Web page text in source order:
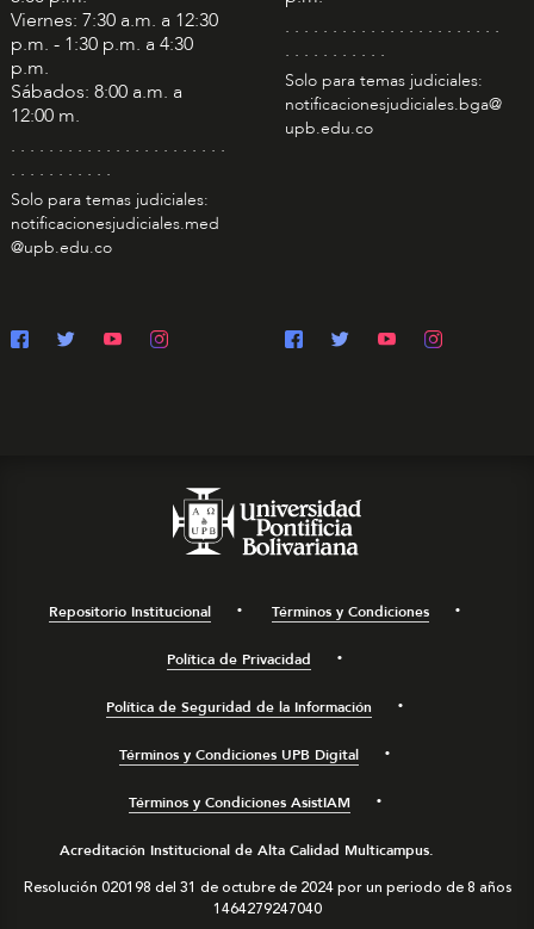
Viernes: 7:30 a.m. a 12:30
p.m. - 1:30 p.m. a 4:30
p.m.
Sábados: 8:00 a.m. a
12:00 m.
. . . . . . . . . . . . . . . . . . . . . . .
. . . . . . . . . . .
Solo para temas judiciales:
notificacionesjudiciales.med
@upb.edu.co
. . . . . . . . . . . . . . . . . . . . . . .
. . . . . . . . . . .
Solo para temas judiciales:
notificacionesjudiciales.bga@
upb.edu.co
Repositorio Institucional Términos y Condiciones
Política de Privacidad
Política de Seguridad de la Información
Términos y Condiciones UPB Digital
Términos y Condiciones AsistIAM
Acreditación Institucional de Alta Calidad Multicampus.
Resolución 020198 del 31 de octubre de 2024 por un periodo de 8 años
1464279247040